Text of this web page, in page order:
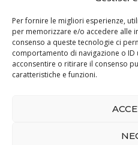
Per fornire le migliori esperienze,
per memorizzare e/o accedere alle
consenso a queste tecnologie ci
comportamento di navigazione o ID
acconsentire o ritirare il consenso
caratteristiche e funzioni.
LEGAL PAGES
Amministrazione trasparente